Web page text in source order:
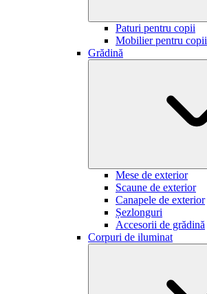
Paturi pentru copii
Mobilier pentru copii
Grădină
Mese de exterior
Scaune de exterior
Canapele de exterior
Șezlonguri
Accesorii de grădină
Corpuri de iluminat